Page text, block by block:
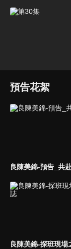
預告花絮
良陳美錦-預告_共
良陳美錦-探班現場